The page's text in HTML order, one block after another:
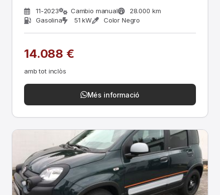
11-2023 Cambio manual
28.000 km
Gasolina
51 kW Color Negro
14.088 €
amb tot inclòs
Més informació